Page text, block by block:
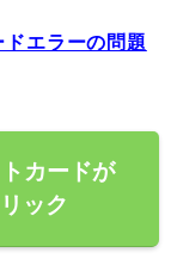
エラーの問題
カードが
ック